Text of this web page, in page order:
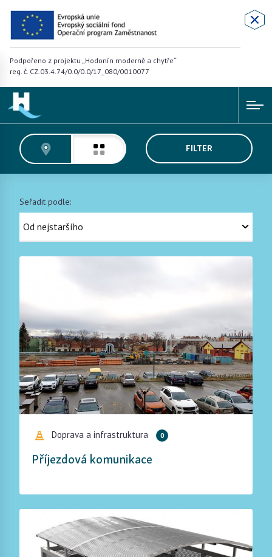
Podpořeno z projektu „Hodonín moderně a chytře“
reg. č. CZ.03.4.74/0.0/0.0/17_080/0010077
FILTER
Seřadit podle:
Doprava a infrastruktura 0
Příjezdová komunikace